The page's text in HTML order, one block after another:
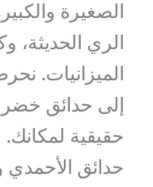
الصغيرة
الري الحديثة،
الميزانيات.
إلى حدائق
حدائق الأحمدي